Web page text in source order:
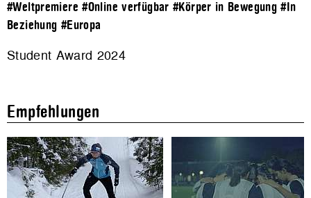
#Weltpremiere #Online verfügbar #Körper in Bewegung #In
Beziehung #Europa
Student Award 2024
Empfehlungen